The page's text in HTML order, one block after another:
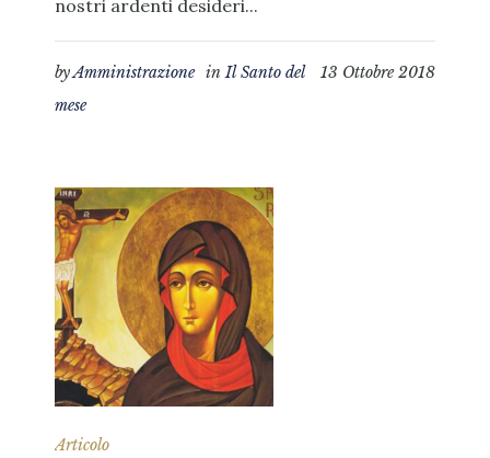
nostri ardenti desideri...
13 Ottobre 2018
byAmministrazione inIl Santo del
mese
Articolo